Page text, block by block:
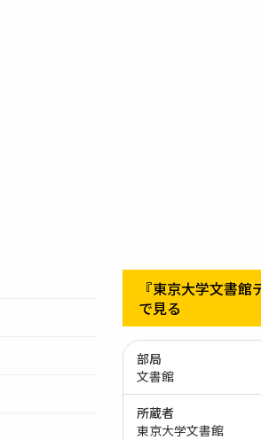
『東京大学文書館
で見る
部局
文書館
所蔵者
東京大学文書館